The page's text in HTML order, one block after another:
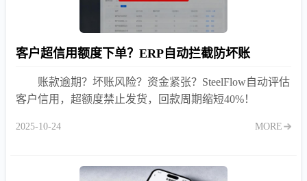
客户超信用额度下单？ERP自动拦截防坏账
账款逾期？坏账风险？资金紧张？SteelFlow自动评估
客户信用，超额度禁止发货，回款周期缩短40%！
2025-10-24 MORE